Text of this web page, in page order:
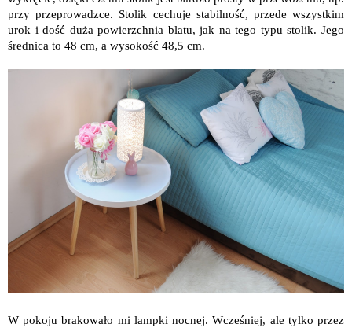
przy przeprowadzce. Stolik cechuje stabilność, przede wszystkim
urok i dość duża powierzchnia blatu, jak na tego typu stolik. Jego
średnica to 48 cm, a wysokość 48,5 cm.
W pokoju brakowało mi lampki nocnej. Wcześniej, ale tylko przez